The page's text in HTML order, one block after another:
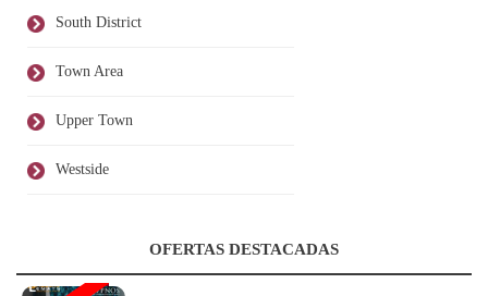
South District
Town Area
Upper Town
Westside
OFERTAS DESTACADAS